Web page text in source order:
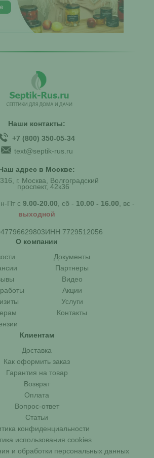
Наши контакты:
+7 (800) 350-05-34
text@septik-rus.ru
адрес в Москве:
г. Москва, Волгоградский
проспект, 42к36
Пт с 9.00-20.00, сб - 10.00 - 16.00, вс -
выходной
ИНН 7729512056
О компании
Документы
Партнеры
Видео
Акции
Услуги
Контакты
Клиентам
Доставка
Как оформить заказ
Гарантия на товар
Возврат
Оплата
Вопрос-ответ
Статьи
конфиденциальности
использования cookies
и обработки персональных данных